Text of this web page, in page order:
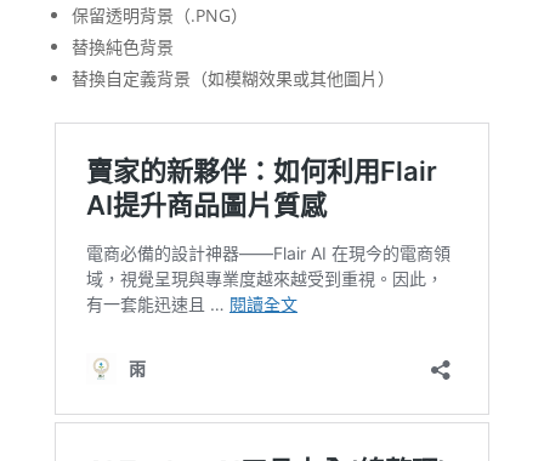
保留透明背景（.PNG）
替換純色背景
替換自定義背景（如模糊效果或其他圖片）